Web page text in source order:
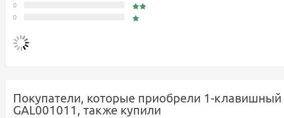
0
0
Покупатели, которые приобрели 1-
GAL001011, также купили